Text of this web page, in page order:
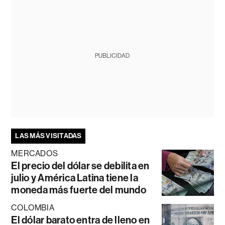
PUBLICIDAD
LAS MÁS VISITADAS
MERCADOS
El precio del dólar se debilita en
julio y América Latina tiene la
moneda más fuerte del mundo
COLOMBIA
El dólar barato entra de lleno en